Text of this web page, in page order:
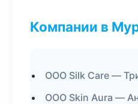
Компании в
ООО Silk Care —
ООО Skin Aura —